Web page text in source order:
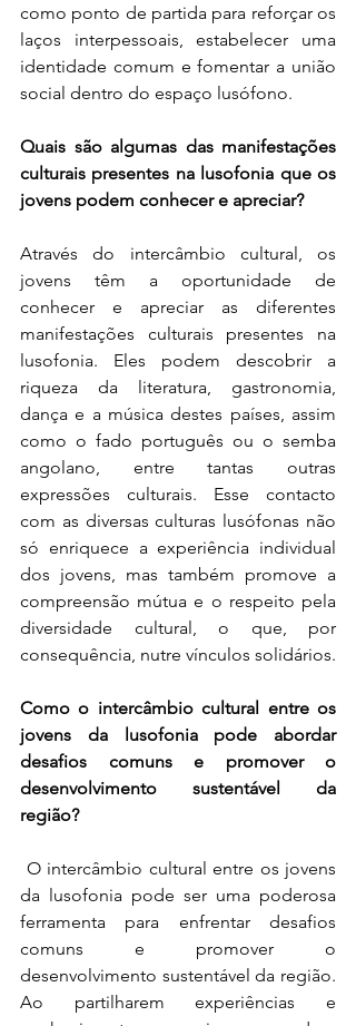
como ponto de partida para reforçar os
laços interpessoais, estabelecer uma
identidade comum e fomentar a união
social dentro do espaço lusófono.
Quais são algumas das manifestações
culturais presentes na lusofonia que os
jovens podem conhecer e apreciar?
Através do intercâmbio cultural, os
jovens têm a oportunidade de
conhecer e apreciar as diferentes
manifestações culturais presentes na
lusofonia. Eles podem descobrir a
riqueza da literatura, gastronomia,
dança e a música destes países, assim
como o fado português ou o semba
angolano, entre tantas outras
expressões culturais. Esse contacto
com as diversas culturas lusófonas não
só enriquece a experiência individual
dos jovens, mas também promove a
compreensão mútua e o respeito pela
diversidade cultural, o que, por
consequência, nutre vínculos solidários.
Como o intercâmbio cultural entre os
jovens da lusofonia pode abordar
desafios comuns e promover o
desenvolvimento sustentável da
região?
O intercâmbio cultural entre os jovens
da lusofonia pode ser uma poderosa
ferramenta para enfrentar desafios
comuns e promover o
desenvolvimento sustentável da região.
Ao partilharem experiências e